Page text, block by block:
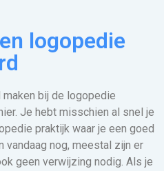
logopedie
bij de logopedie
Je hebt misschien al snel je
praktijk waar je een goed
vandaag nog, meestal zijn er
geen verwijzing nodig. Als je